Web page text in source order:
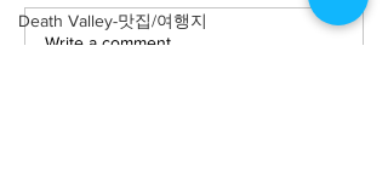
Death Valley-맛집/여행지
[맛집/뉴욕 East Village/스
Write a comment...